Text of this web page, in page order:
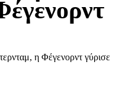
η Φέγενορντ γύρισε